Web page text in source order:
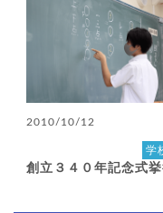
2010/10/12
学
創立３４０年記念式